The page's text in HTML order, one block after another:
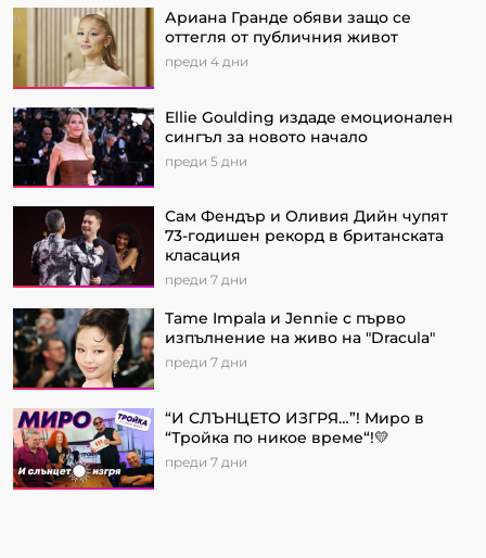
Ариана Гранде обяви защо се
оттегля от публичния живот
преди 4 дни
Ellie Goulding издаде емоционален
сингъл за новото начало
преди 5 дни
Сам Фендър и Оливия Дийн чупят
73-годишен рекорд в британската
класация
преди 7 дни
Tame Impala и Jennie с първо
изпълнение на живо на "Dracula"
преди 7 дни
“И СЛЪНЦЕТО ИЗГРЯ…”! Миро в
“Тройка по никое време“!💛
преди 7 дни